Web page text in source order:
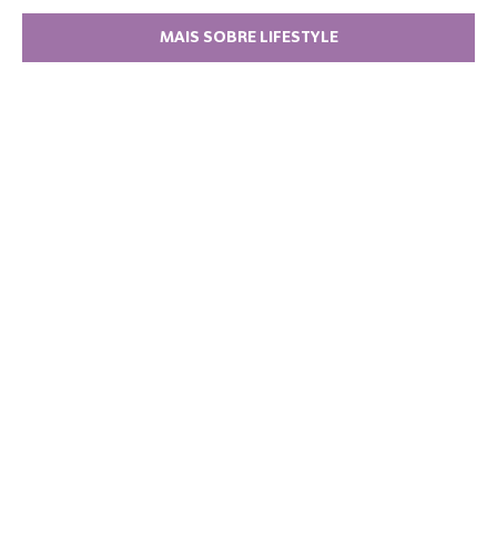
MAIS SOBRE LIFESTYLE